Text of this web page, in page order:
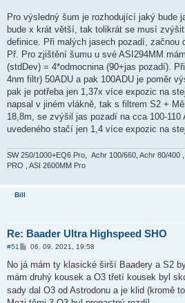
Pro výsledný šum je rozhodující jaký bude
bude x krát větší, tak tolikrát se musí
definice. Při malých jasech pozadí, začnou
Př. Pro zjištění šumu u své ASI294MM
(stdDev) = 4*odmocnina (90+jas pozadí).
4nm filtr) 50ADU a pak 100ADU je poměr
pak je potřeba jen 1,37x více expozic na
napsal v jiném vlákně, tak s filtrem S2 +
18,8m, se zvýšil jas pozadí na cca 100-110
uvedeného stačí jen 1,4 více expozic na
SW 250/1000+EQ6 Pro, Achr 100/660, Achr 80/400
PRO , ASI 2600MM Pro
Bill
Re: Baader Ultra Highspeed SHO
#51
P
í
p
ě
v
06. 09. 2021, 19:58
No já mám ty klasické širší Baadery a S2
mám druhý kousek a O3 třetí kousek byl
sady dal O3 od Astrodonu a je klid (kromě